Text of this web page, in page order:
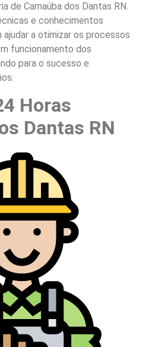
de Carnaúba dos Dantas RN.
e conhecimentos
a otimizar os processos
funcionamento dos
para o sucesso e
Horas
Dantas RN